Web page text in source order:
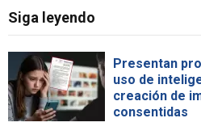
Siga leyendo
Presentan
uso de
creación de
consentidas